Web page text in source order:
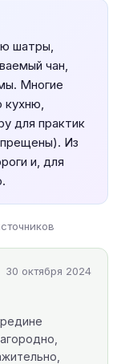
шатры,
чан,
Многие
для практик
Из
и, для
30 октября 2024